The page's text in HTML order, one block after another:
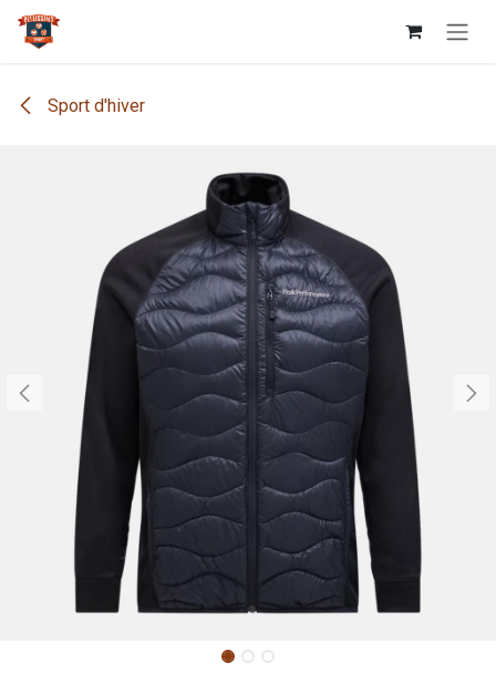
Se rendre au contenu
Sport d'hiver